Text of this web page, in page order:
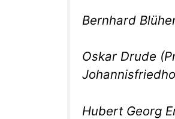
Bernhard
Oskar Drude
Hubert Georg